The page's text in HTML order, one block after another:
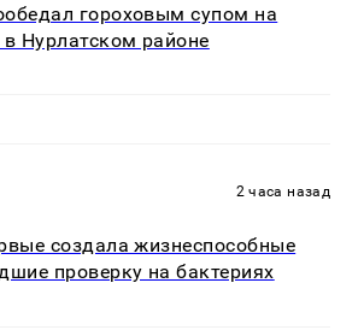
гороховым супом на
Нурлатском районе
2 часа назад
создала жизнеспособные
проверку на бактериях